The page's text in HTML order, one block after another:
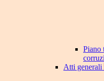
Piano
Atti generali